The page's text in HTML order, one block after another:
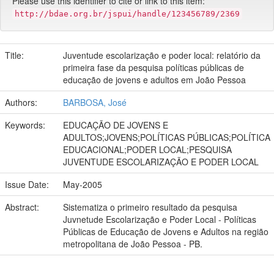
http://bdae.org.br/jspui/handle/123456789/2369
Title:
Juventude escolarização e poder local: relatório da
primeira fase da pesquisa políticas públicas de
educação de jovens e adultos em João Pessoa
Authors:
BARBOSA, José
Keywords:
EDUCAÇÃO DE JOVENS E
ADULTOS;JOVENS;POLÍTICAS PÚBLICAS;POLÍTICA
EDUCACIONAL;PODER LOCAL;PESQUISA
JUVENTUDE ESCOLARIZAÇÃO E PODER LOCAL
Issue Date:
May-2005
Abstract:
Sistematiza o primeiro resultado da pesquisa
Juvnetude Escolarização e Poder Local - Políticas
Públicas de Educação de Jovens e Adultos na região
metropolitana de João Pessoa - PB.